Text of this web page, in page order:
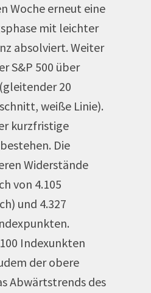
Woche erneut eine
mit leichter
absolviert. Weiter
S&P 500 über
20
weiße Linie).
kurzfristige
Die
Widerstände
von 4.105
und 4.327
Indexunkten
der obere
Abwärtstrends des